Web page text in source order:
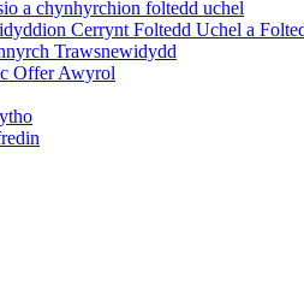
a chynhyrchion foltedd uchel
Cerrynt Foltedd Uchel a
Trawsnewidydd
Offer Awyrol